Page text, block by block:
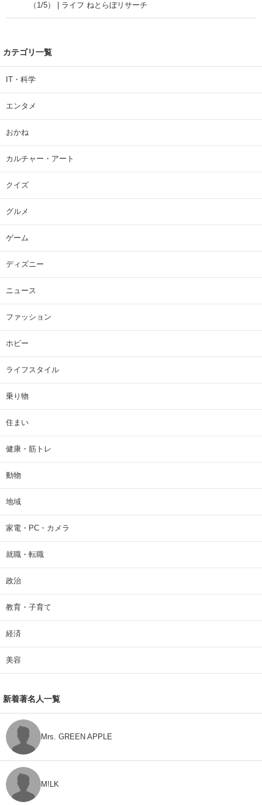
（1/5） | ライフ ねとらぼリサーチ
カテゴリ一覧
IT・科学
エンタメ
おかね
カルチャー・アート
クイズ
グルメ
ゲーム
ディズニー
ニュース
ファッション
ホビー
ライフスタイル
乗り物
住まい
健康・筋トレ
動物
地域
家電・PC・カメラ
就職・転職
政治
教育・子育て
経済
美容
新着著名人一覧
Mrs. GREEN APPLE
M!LK